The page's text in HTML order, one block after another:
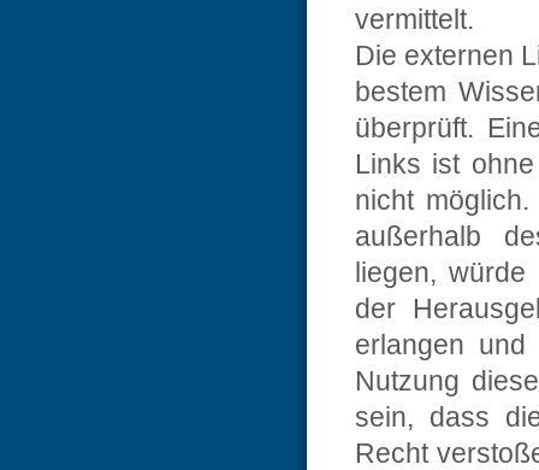
vermittelt.
Die externen
bestem
überprüft.
Links ist
nicht
außerhalb
liegen, würde
der
erlangen
Nutzung
sein, dass
Recht